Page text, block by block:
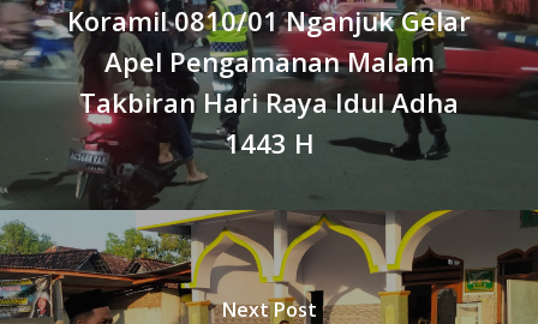
Koramil 0810/01 Nganjuk Gelar
Apel Pengamanan Malam
Takbiran Hari Raya Idul Adha
1443 H
Next Post